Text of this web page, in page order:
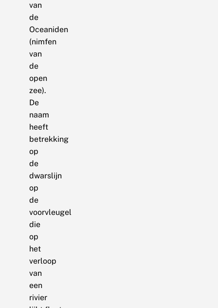
van
de
Oceaniden
(nimfen
van
de
open
zee).
De
naam
heeft
betrekking
op
de
dwarslijn
op
de
voorvleugel
die
op
het
verloop
van
een
rivier